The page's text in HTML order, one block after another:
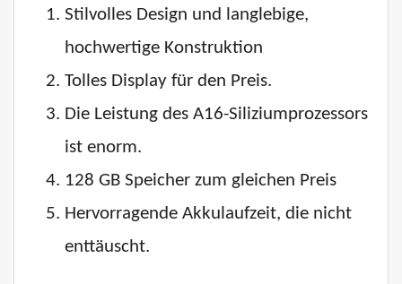
Stilvolles Design und langlebige,
hochwertige Konstruktion
Tolles Display für den Preis.
Die Leistung des A16-Siliziumprozessors
ist enorm.
128 GB Speicher zum gleichen Preis
Hervorragende Akkulaufzeit, die nicht
enttäuscht.